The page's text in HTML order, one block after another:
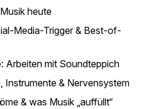
heute
Media-Trigger & Best-of-
Arbeiten mit Soundteppich
Instrumente & Nervensystem
& was Musik „auffüllt“